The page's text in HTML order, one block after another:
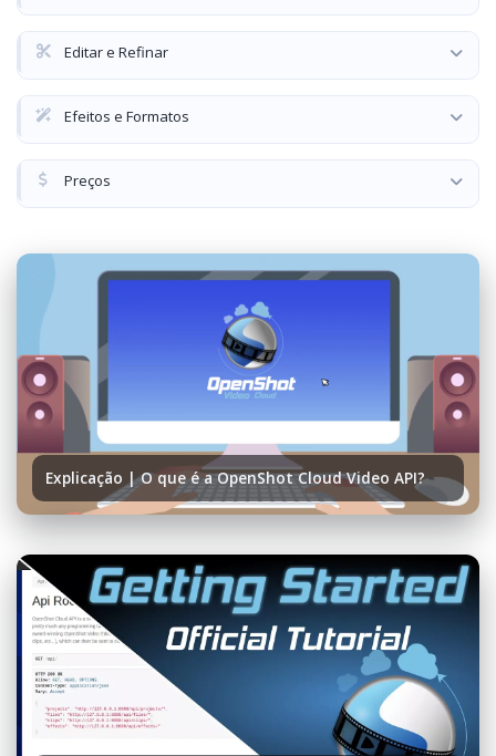
Editar e Refinar
Efeitos e Formatos
Preços
Explicação | O que é a OpenShot Cloud Video API?